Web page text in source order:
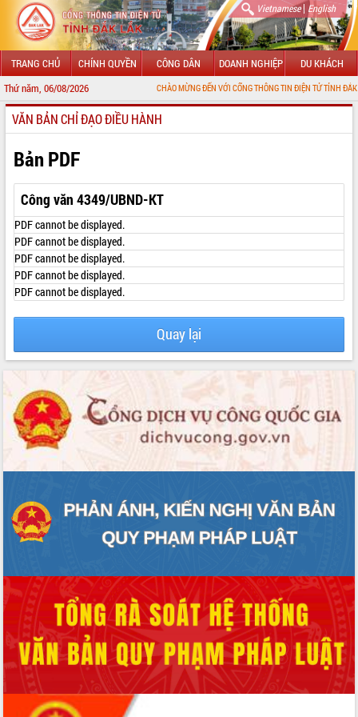
Vietnamese| English
TRANG CHỦ CHÍNH QUYỀN CÔNG DÂN DOANH NGHIỆP DU KHÁCH
Thứ năm, 06/08/2026 CHÀO MỪNG ĐẾN VỚI CỔNG THÔNG TIN ĐIỆN TỬ TỈNH ĐẮK LẮK
GIỚI THIỆU
LÃNH ĐẠO UBND TỈNH
TIN TỨC SỰ KIỆN
SỞ, BAN, NGÀNH
UBND CÁC XÃ, PHƯỜNG
THÔNG TIN CHỈ ĐẠO ĐIỀU HÀNH
HỆ THỐNG VĂN BẢN
QUY HOẠCH - KẾ HOẠCH
VĂN BẢN CHỈ ĐẠO ĐIỀU HÀNH
Bản PDF
Công văn 4349/UBND-KT
PDF cannot be displayed.
PDF cannot be displayed.
PDF cannot be displayed.
PDF cannot be displayed.
PDF cannot be displayed.
Quay lại